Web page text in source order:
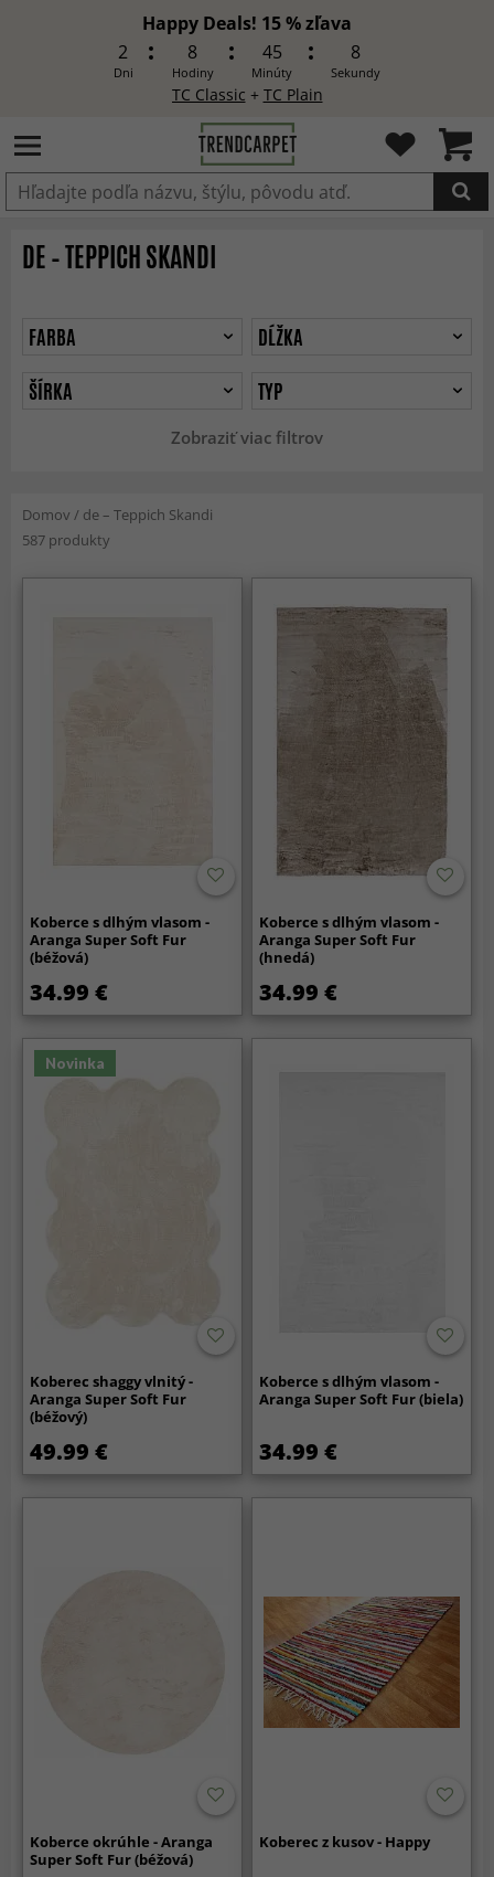
Happy Deals! 15 % zľava
2
Dni
8
Hodiny
45
Minúty
7
Sekundy
TC Classic + TC Plain
Produkt bol pridaný do košíka
DE – TEPPICH SKANDI
Zobraziť viac filtrov
FARBA
DĹŽKA
ŠÍRKA
TYP
Domov / de – Teppich Skandi
587 produkty
Koberce s dlhým vlasom -
Aranga Super Soft Fur
(béžová)
34.99 €
Koberce s dlhým vlasom -
Aranga Super Soft Fur
(hnedá)
34.99 €
Novinka
Koberec shaggy vlnitý -
Aranga Super Soft Fur
(béžový)
49.99 €
Koberce s dlhým vlasom -
Aranga Super Soft Fur (biela)
34.99 €
Koberce okrúhle - Aranga
Super Soft Fur (béžová)
Koberec z kusov - Happy